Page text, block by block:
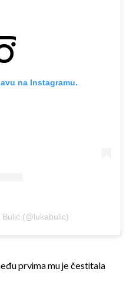
na Instagramu.
(@lukabulic)
prvima mu je čestitala